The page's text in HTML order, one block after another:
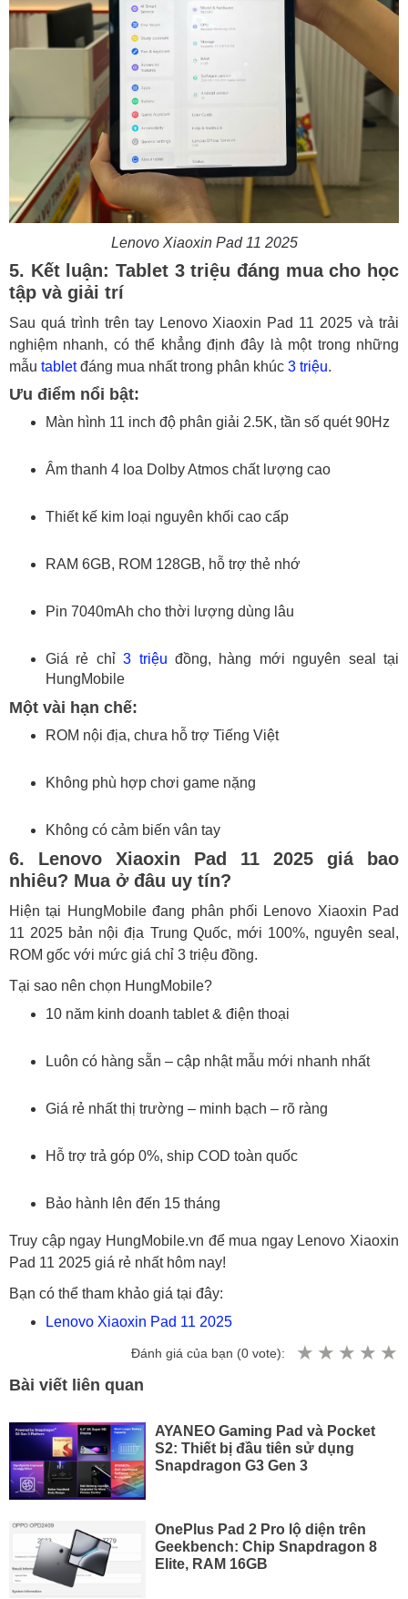
Lenovo Xiaoxin Pad 11 2025
5. Kết luận: Tablet 3 triệu đáng mua cho học
tập và giải trí
Sau quá trình trên tay Lenovo Xiaoxin Pad 11 2025 và trải
nghiệm nhanh, có thể khẳng định đây là một trong những
mẫu tabletđáng mua nhất trong phân khúc 3 triệu.
Ưu điểm nổi bật:
Màn hình 11 inch độ phân giải 2.5K, tần số quét 90Hz
Âm thanh 4 loa Dolby Atmos chất lượng cao
Thiết kế kim loại nguyên khối cao cấp
RAM 6GB, ROM 128GB, hỗ trợ thẻ nhớ
Pin 7040mAh cho thời lượng dùng lâu
Giá rẻ chỉ3 triệu đồng, hàng mới nguyên seal tại
HungMobile
Một vài hạn chế:
ROM nội địa, chưa hỗ trợ Tiếng Việt
Không phù hợp chơi game nặng
Không có cảm biến vân tay
6. Lenovo Xiaoxin Pad 11 2025 giá bao
nhiêu? Mua ở đâu uy tín?
Hiện tại HungMobile đang phân phối Lenovo Xiaoxin Pad
11 2025 bản nội địa Trung Quốc, mới 100%, nguyên seal,
ROM gốc với mức giá chỉ 3 triệu đồng.
Tại sao nên chọn HungMobile?
10 năm kinh doanh tablet & điện thoại
Luôn có hàng sẵn – cập nhật mẫu mới nhanh nhất
Giá rẻ nhất thị trường – minh bạch – rõ ràng
Hỗ trợ trả góp 0%, ship COD toàn quốc
Bảo hành lên đến 15 tháng
Truy cập ngay HungMobile.vn để mua ngay Lenovo Xiaoxin
Pad 11 2025 giá rẻ nhất hôm nay!
Bạn có thể tham khảo giá tại đây:
Lenovo Xiaoxin Pad 11 2025
Đánh giá của bạn (0 vote):
Bài viết liên quan
AYANEO Gaming Pad và Pocket
S2: Thiết bị đầu tiên sử dụng
Snapdragon G3 Gen 3
OnePlus Pad 2 Pro lộ diện trên
Geekbench: Chip Snapdragon 8
Elite, RAM 16GB